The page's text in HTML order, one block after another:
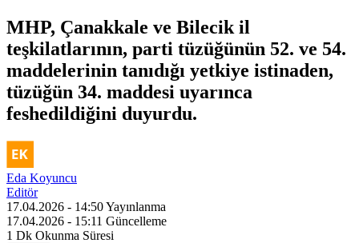
MHP, Çanakkale ve Bilecik il
teşkilatlarının, parti tüzüğünün 52. ve 54.
maddelerinin tanıdığı yetkiye istinaden,
tüzüğün 34. maddesi uyarınca
feshedildiğini duyurdu.
Eda Koyuncu
Editör
17.04.2026 - 14:50Yayınlanma
17.04.2026 - 15:11 Güncelleme
1 Dk Okunma Süresi